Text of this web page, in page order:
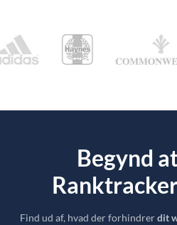
Begynd
Find ud af, hvad der forhindrerdit